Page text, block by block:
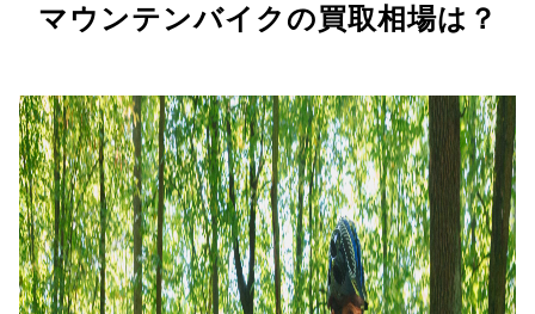
マウンテンバイクの買取相場は？